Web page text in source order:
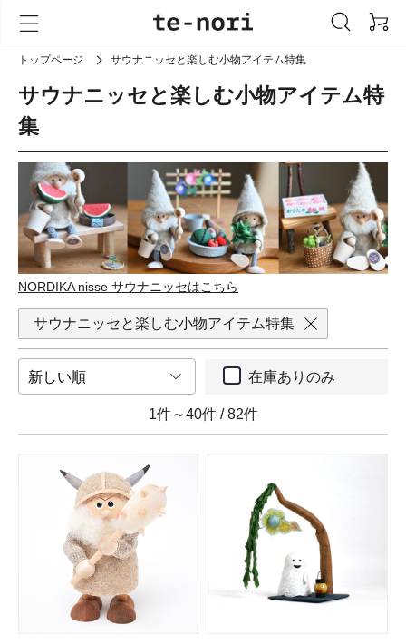
トップページ サウナニッセと楽しむ小物アイテム特集
サウナニッセと楽しむ小物アイテム特
集
NORDIKA nisse サウナニッセはこちら
サウナニッセと楽しむ小物アイテム特集
在庫ありのみ
1件～40件 / 82件